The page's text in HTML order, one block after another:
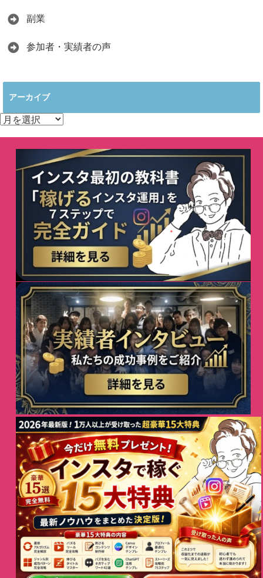
副業
参加者・実績者の声
アーカイブ
ア